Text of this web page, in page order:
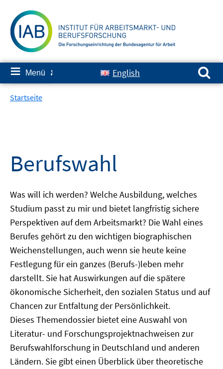
zum
Inhalt
≡ Menü ✘ English
Suchen nach:
Startseite
Berufswahl
Was will ich werden? Welche Ausbildung, welches
Studium passt zu mir und bietet langfristig sichere
Perspektiven auf dem Arbeitsmarkt? Die Wahl eines
Berufes gehört zu den wichtigen biographischen
Weichenstellungen, auch wenn sie heute keine
Festlegung für ein ganzes (Berufs-)leben mehr
darstellt. Sie hat Auswirkungen auf die spätere
ökonomische Sicherheit, den sozialen Status und auf
Chancen zur Entfaltung der Persönlichkeit.
Dieses Themendossier bietet eine Auswahl von
Literatur- und Forschungsprojektnachweisen zur
Berufswahlforschung in Deutschland und anderen
Ländern. Sie gibt einen Überblick über theoretische